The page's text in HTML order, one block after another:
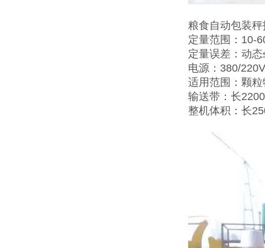
粮食自动包装秤
定量范围：10-
定量误差：动
电源：380/
适用范围：颗
输送带：长
整机体积：长